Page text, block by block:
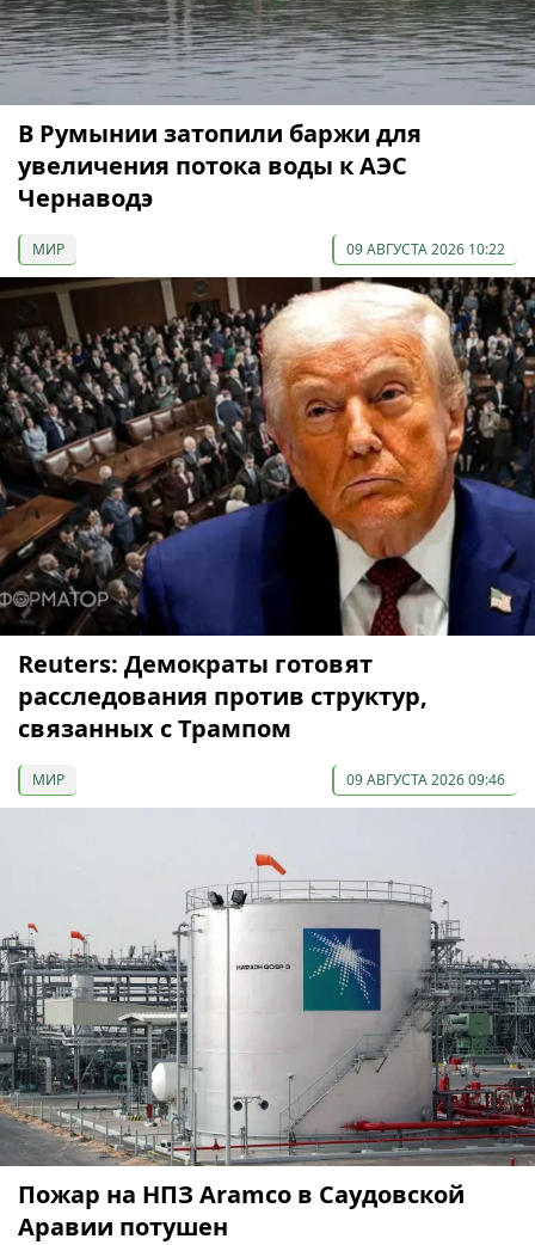
В Румынии затопили баржи для
увеличения потока воды к АЭС
Чернаводэ
МИР 09 АВГУСТА 2026 10:22
Reuters: Демократы готовят
расследования против структур,
связанных с Трампом
МИР 09 АВГУСТА 2026 09:46
Пожар на НПЗ Aramco в Саудовской
Аравии потушен